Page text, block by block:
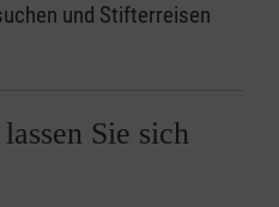
und Stifterreisen
Sie sich